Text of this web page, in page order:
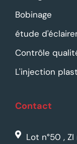
Bobinage
étude
Contrôle
L'injection
Contact
Lot n°50 ,